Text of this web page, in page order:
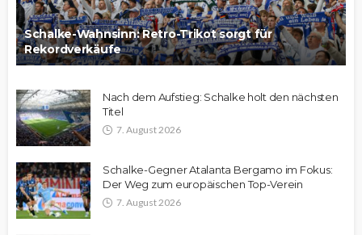
Schalke-Wahnsinn: Retro-Trikot sorgt für
Rekordverkäufe
Nach dem Aufstieg: Schalke holt den nächsten
Titel
7. August 2026
Schalke-Gegner Atalanta Bergamo im Fokus:
Der Weg zum europäischen Top-Verein
7. August 2026